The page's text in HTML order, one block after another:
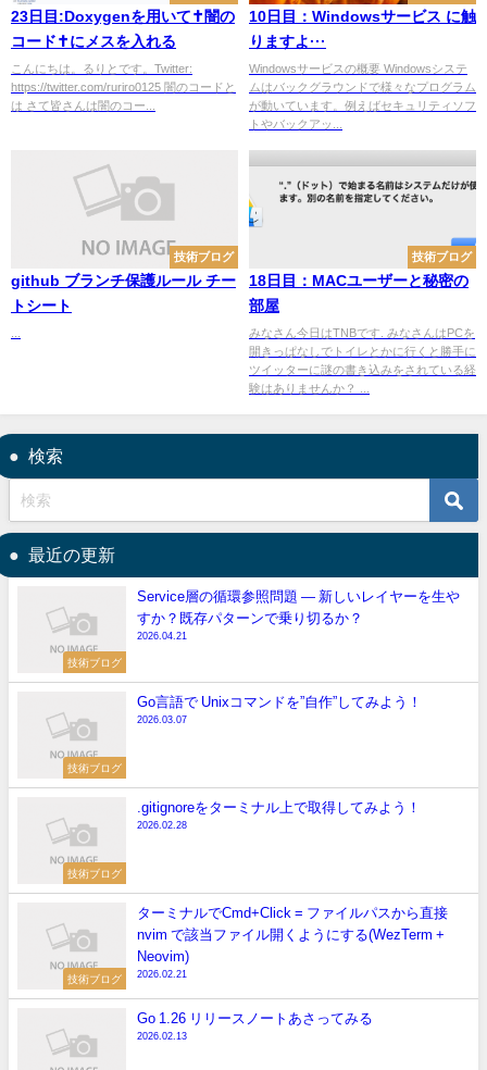
23日目:Doxygenを用いて✝闇の
コード✝にメスを入れる
こんにちは。るりとです。Twitter:
https://twitter.com/ruriro0125 闇のコードと
は さて皆さんは闇のコー...
10日目：Windowsサービス に触
りますよ···
Windowsサービスの概要 Windowsシステ
ムはバックグラウンドで様々なプログラム
が動いています。例えばセキュリティソフ
トやバックアッ...
技術ブログ
github ブランチ保護ルール チー
トシート
技術ブログ
18日目：MACユーザーと秘密の
部屋
みなさん今日はTNBです. みなさんはPCを
開きっぱなしでトイレとかに行くと勝手に
ツイッターに謎の書き込みをされている経
験はありませんか？ ...
検索
最近の更新
技術ブログ
Service層の循環参照問題 — 新しいレイヤーを生や
すか？既存パターンで乗り切るか？
2026.04.21
技術ブログ
Go言語で Unixコマンドを”自作”してみよう！
2026.03.07
技術ブログ
.gitignoreをターミナル上で取得してみよう！
2026.02.28
技術ブログ
ターミナルでCmd+Click = ファイルパスから直接
nvim で該当ファイル開くようにする(WezTerm +
Neovim)
2026.02.21
Go 1.26 リリースノートあさってみる
2026.02.13